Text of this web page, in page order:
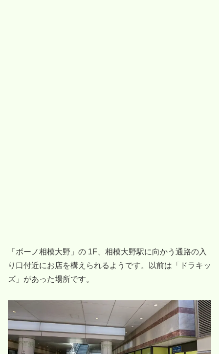
「ボーノ相模大野」の 1F、相模大野駅に向かう通路の入
り口付近にお店を構えられるようです。以前は「ドラキッ
ズ」があった場所です。